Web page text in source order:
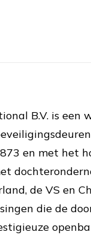
B.V. is
en met het
de VS en
die de